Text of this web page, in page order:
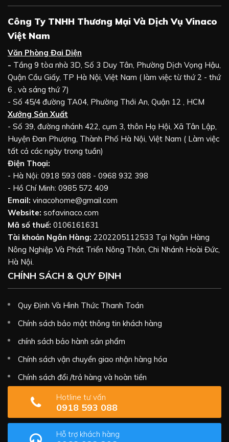
Công Ty TNHH Thương Mại Và Dịch Vụ Vinaco
Việt Nam
Văn Phòng Đại Diện
- Tầng 9 tòa nhà 3D, Số 3 Duy Tân, Phường Dịch Vọng Hậu,
Quận Cầu Giấy, TP Hà Nội, Việt Nam ( làm việc từ thứ 2 - thứ
6 , và sáng thứ 7)
- Số 45/4 đường TA04, Phường Thới An, Quận 12 , HCM
Xưởng Sản Xuất
- Số 39, đường nhánh 422, cụm 3, thôn Hạ Hội, Xã Tân Lập,
Huyện Đan Phượng, Thành Phố Hà Nội, Việt Nam ( Làm việc
tất cả các ngày trong tuần)
Điện Thoại:
- Hà Nội: 0918 593 088 - 0968 932 398
- Hồ Chí Minh: 0985 572 409
Email: vinacohome@gmail.com
Website: sofavinaco.com
Mã số thuế: 0106161631
Tài khoản Ngân Hàng: 2202205112533 Tại Ngân Hàng
Nông Nghiệp Và Phát Triển Nông Thôn, Chi Nhánh Hoài Đức,
Hà Nội.
CHÍNH SÁCH & QUY ĐỊNH
Quy Định Và Hình Thức Thanh Toán
Chính sách bảo mật thông tin khách hàng
chính sách bảo hành sản phẩm
Chính sách vận chuyển giao nhận hàng hóa
Chính sách đổi /trả hàng và hoàn tiền
Hotline tư vấn
0918 593 088
Hỗ trợ khách hàng